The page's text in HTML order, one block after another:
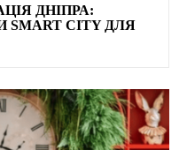
ДНІПРА:
CITY ДЛЯ